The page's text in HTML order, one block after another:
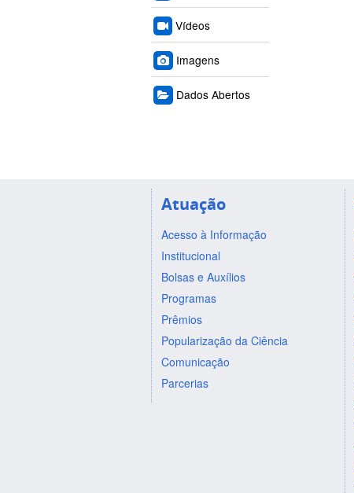
Vídeos
Imagens
Dados Abertos
Atuação
Acesso à Informação
Institucional
Bolsas e Auxílios
Programas
Prêmios
Popularização da Ciência
Comunicação
Parcerias